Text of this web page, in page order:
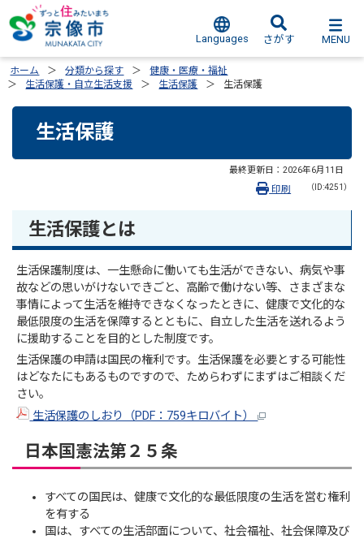
Languages さがす MENU
ホーム 分類から探す
健康・医療・福祉
生活保護・自立生活支援
生活保護 生活保護
生活保護
最終更新日： 2026年6月11日
（ID:4251）
印刷
生活保護とは
生活保護制度は、一生懸命に働いても生活ができない、病気や事
故などの思いがけないできごと、高齢で働けない等、さまざまな
事情によって生活を維持できなくなったときに、健康で文化的な
最低限度の生活を保障するとともに、自立した生活を送れるよう
に援助することを目的とした制度です。
生活保護の申請は国民の権利です。生活保護を必要とする可能性
はどなたにもあるものですので、ためらわずにまずはご相談くだ
さい。
生活保護のしおり（PDF：759キロバイト）
日本国憲法第２５条
すべての国民は、健康で文化的な最低限度の生活を営む権利
を有する
国は、すべての生活部面について、社会福祉、社会保障及び